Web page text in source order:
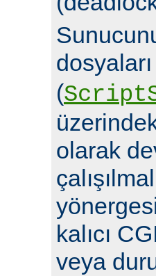
(
olarak
kalıcı
veya